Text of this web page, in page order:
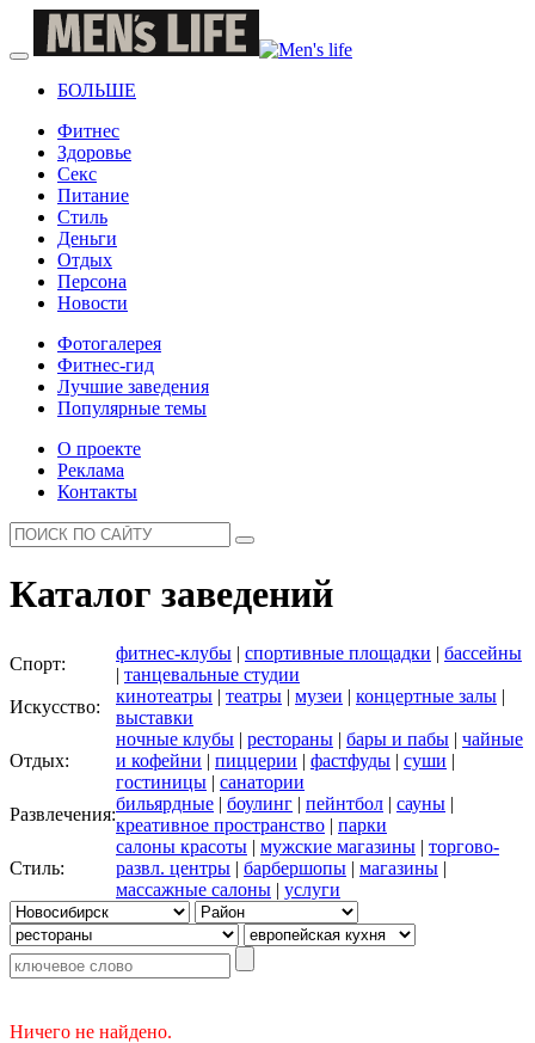
БОЛЬШЕ
Фитнес
Здоровье
Секс
Питание
Стиль
Деньги
Отдых
Персона
Новости
Фотогалерея
Фитнес-гид
Лучшие заведения
Популярные темы
О проекте
Реклама
Контакты
Каталог заведений
Спорт:
фитнес-клубы | спортивные площадки | бассейны
| танцевальные студии
Искусство:
кинотеатры | театры | музеи | концертные залы |
выставки
Отдых:
ночные клубы | рестораны | бары и пабы | чайные
и кофейни | пиццерии | фастфуды | суши |
гостиницы | санатории
Развлечения:
бильярдные | боулинг | пейнтбол | сауны |
креативное пространство | парки
Стиль:
салоны красоты | мужские магазины | торгово-
развл. центры | барбершопы | магазины |
массажные салоны | услуги
Ничего не найдено.